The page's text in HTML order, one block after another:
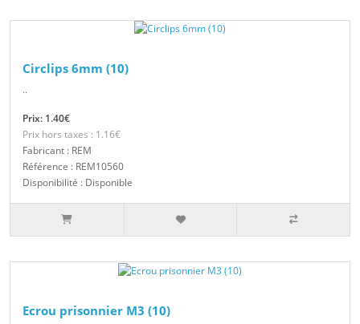
Circlips 6mm (10)
..
Prix: 1.40€
Prix hors taxes : 1.16€
Fabricant : REM
Référence : REM10560
Disponibilité : Disponible
Ecrou prisonnier M3 (10)